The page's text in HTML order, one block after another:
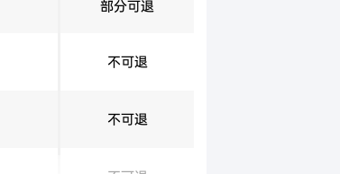
部分可退
不可退
不可退